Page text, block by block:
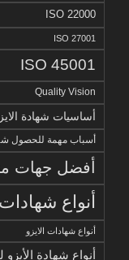
ISO 22000
ISO 27001
ISO 45001
Quality Vision
أساسيات شهادة الايزو
أسباب مهمة للحصول
أفضل جهات
أنواع
أنواع شهادات الايزو
أنواع شهادة